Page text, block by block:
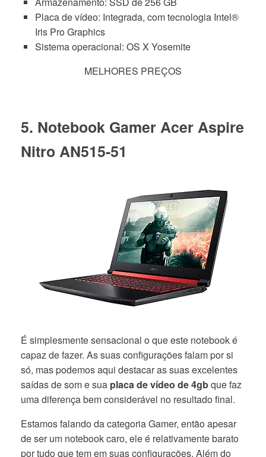
Placa de vídeo: Integrada, com tecnologia Intel®
Iris Pro Graphics
Sistema operacional: OS X Yosemite
MELHORES PREÇOS
5. Notebook Gamer Acer Aspire
Nitro AN515-51
É simplesmente sensacional o que este notebook é
capaz de fazer. As suas configurações falam por si
só, mas podemos aqui destacar as suas excelentes
saídas de som e sua placa de vídeo de 4gbque faz
uma diferença bem considerável no resultado final.
Estamos falando da categoria Gamer, então apesar
de ser um notebook caro, ele é relativamente barato
por tudo que tem em suas configurações. Além do